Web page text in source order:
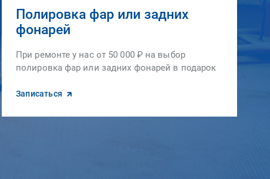
Полировка фар или задних
фонарей
При ремонте у нас от 50 000 ₽ на выбор
полировка фар или задних фонарей в подарок
Записаться